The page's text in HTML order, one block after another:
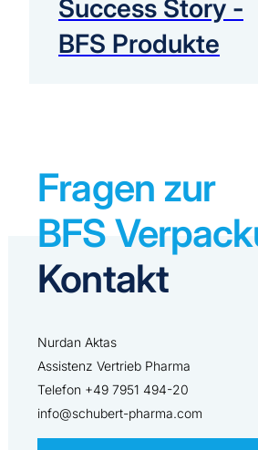
Success Story -
BFS Produkte
Fragen zur
BFS
Kontakt
Nurdan Aktas
Assistenz Vertrieb Pharma
Telefon +49 7951 494-20
info@schubert-pharma.com